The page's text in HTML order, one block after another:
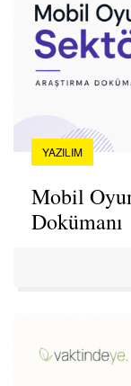
YAZILIM
Mobil
Dokümanı